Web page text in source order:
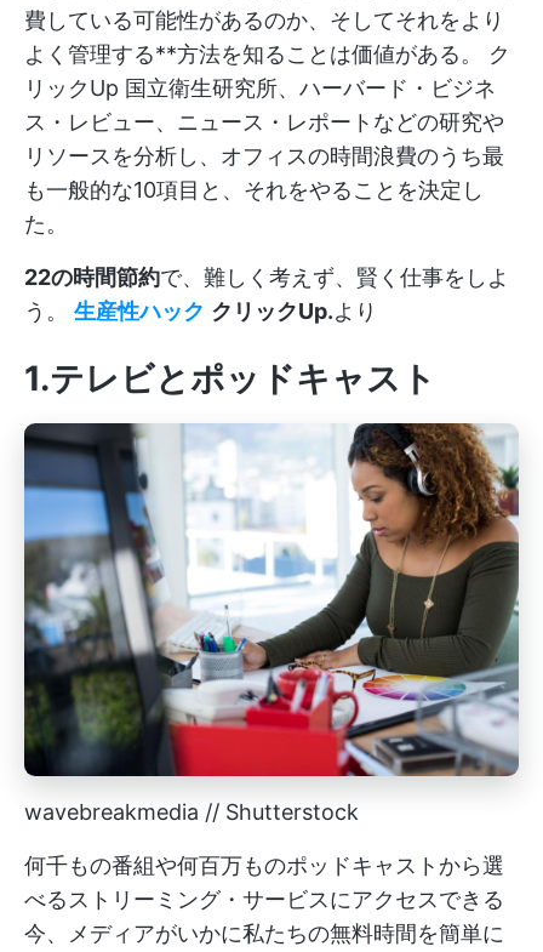
費している可能性があるのか、そしてそれをより
よく管理する**方法を知ることは価値がある。 ク
リックUp 国立衛生研究所、ハーバード・ビジネ
ス・レビュー、ニュース・レポートなどの研究や
リソースを分析し、オフィスの時間浪費のうち最
も一般的な10項目と、それをやることを決定し
た。
22の時間節約で、難しく考えず、賢く仕事をしよ
う。 生産性ハック クリックUp.より
1.テレビとポッドキャスト
wavebreakmedia // Shutterstock
何千もの番組や何百万ものポッドキャストから選
べるストリーミング・サービスにアクセスできる
今、メディアがいかに私たちの無料時間を簡単に